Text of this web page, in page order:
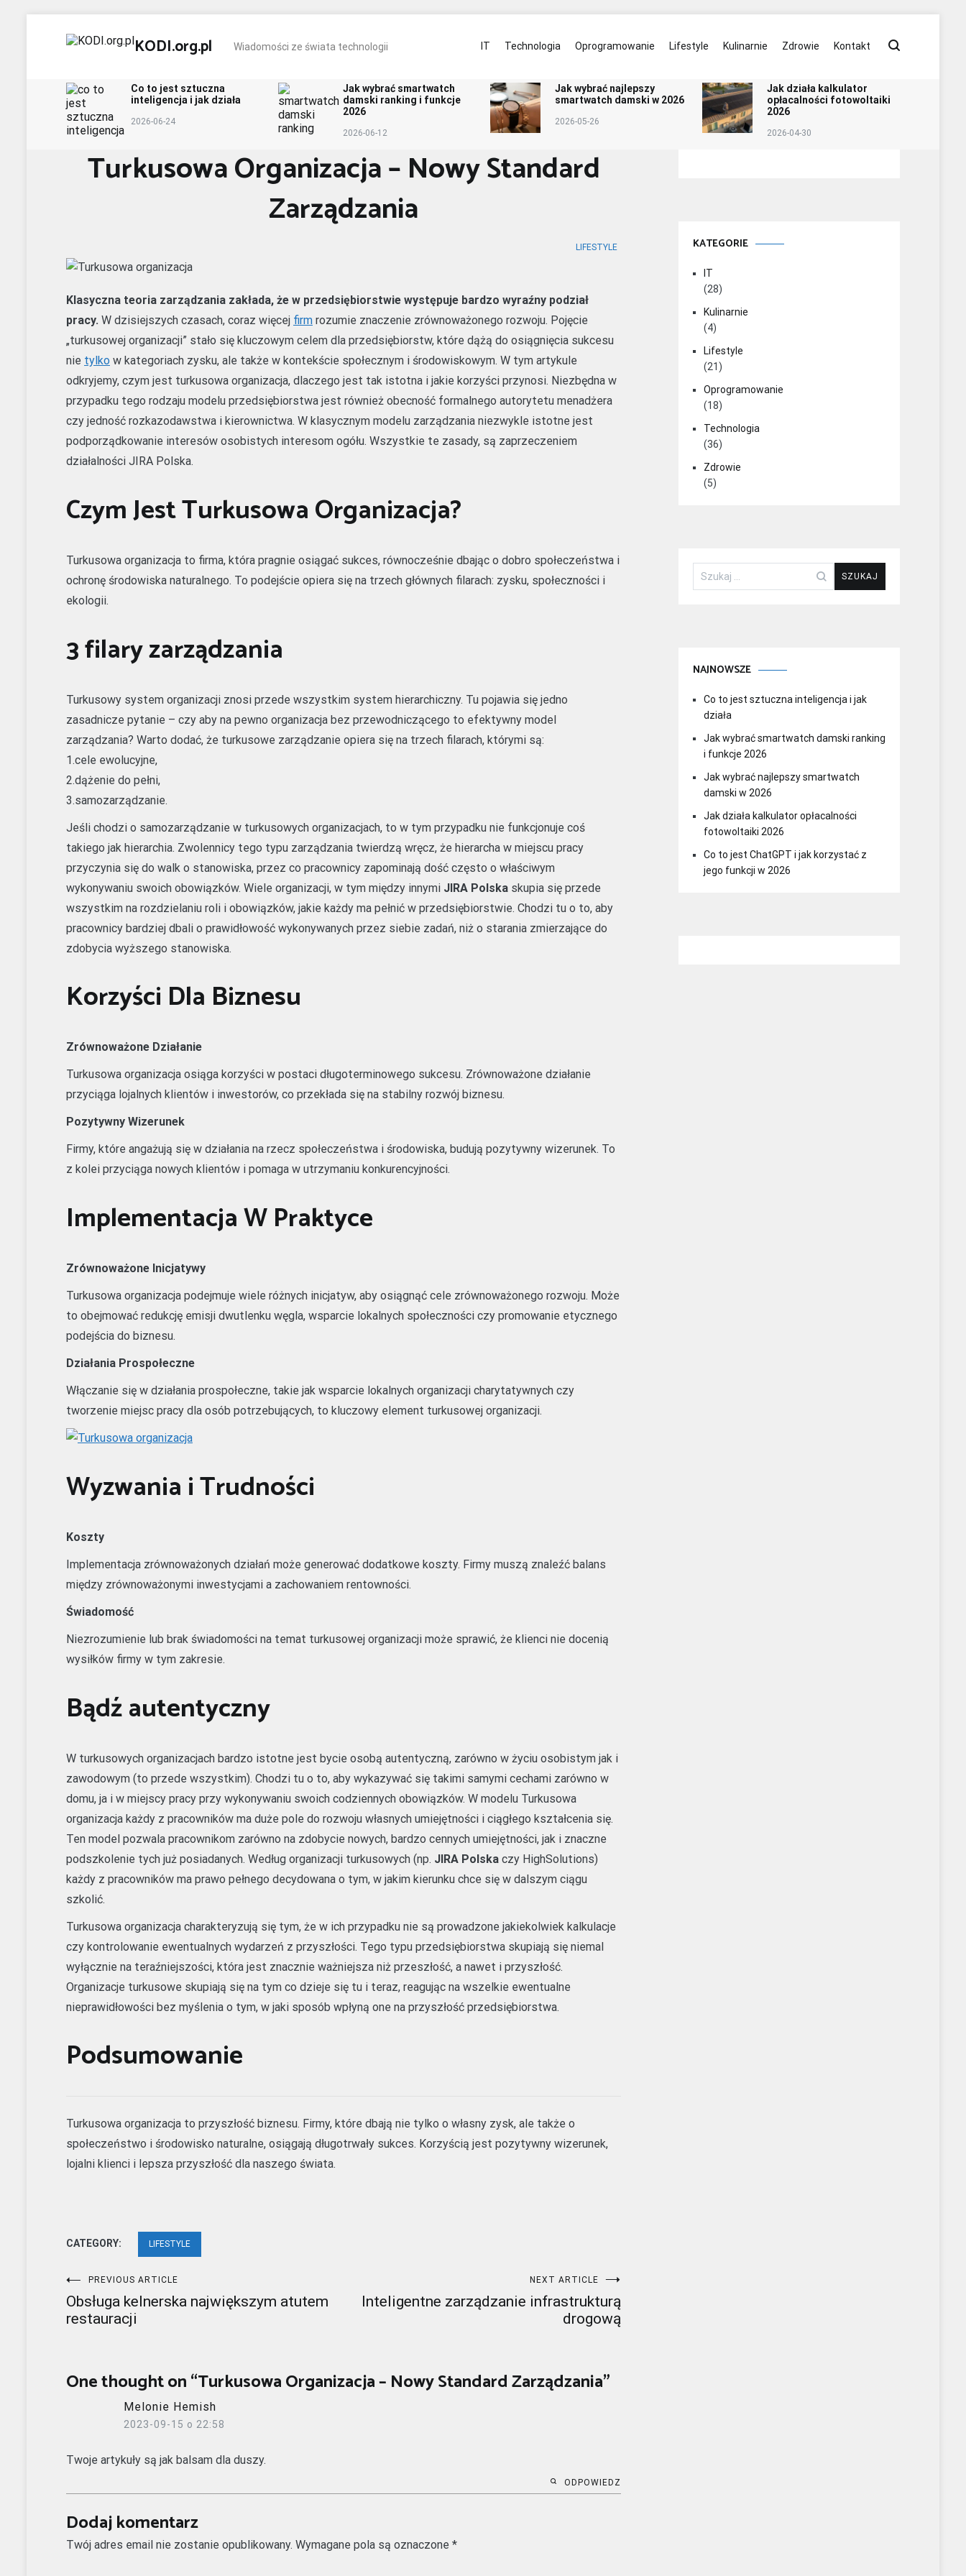
KODI.org.pl Wiadomości ze świata technologii IT Technologia Oprogramowanie Lifestyle Kulinarnie Zdrowie Kontakt
Co to jest sztuczna
inteligencja i jak działa
2026-06-24
Jak wybrać smartwatch
damski ranking i funkcje
2026
2026-06-12
Jak wybrać najlepszy
smartwatch damski w 2026
2026-05-26
Jak działa kalkulator
opłacalności fotowoltaiki
2026
2026-04-30
IT Technologia Oprogramowanie Lifestyle Kulinarnie Zdrowie Kontakt
Turkusowa Organizacja – Nowy Standard
Zarządzania
LIFESTYLE
Klasyczna teoria zarządzania zakłada, że w przedsiębiorstwie występuje bardzo wyraźny podział
pracy. W dzisiejszych czasach, coraz więcej firm rozumie znaczenie zrównoważonego rozwoju. Pojęcie
„turkusowej organizacji” stało się kluczowym celem dla przedsiębiorstw, które dążą do osiągnięcia sukcesu
nie tylko w kategoriach zysku, ale także w kontekście społecznym i środowiskowym. W tym artykule
odkryjemy, czym jest turkusowa organizacja, dlaczego jest tak istotna i jakie korzyści przynosi. Niezbędna w
przypadku tego rodzaju modelu przedsiębiorstwa jest również obecność formalnego autorytetu menadżera
czy jedność rozkazodawstwa i kierownictwa. W klasycznym modelu zarządzania niezwykle istotne jest
podporządkowanie interesów osobistych interesom ogółu. Wszystkie te zasady, są zaprzeczeniem
działalności JIRA Polska.
Czym Jest Turkusowa Organizacja?
Turkusowa organizacja to firma, która pragnie osiągać sukces, równocześnie dbając o dobro społeczeństwa i
ochronę środowiska naturalnego. To podejście opiera się na trzech głównych filarach: zysku, społeczności i
ekologii.
3 filary zarządzania
Turkusowy system organizacji znosi przede wszystkim system hierarchiczny. Tu pojawia się jedno
zasadnicze pytanie – czy aby na pewno organizacja bez przewodniczącego to efektywny model
zarządzania? Warto dodać, że turkusowe zarządzanie opiera się na trzech filarach, którymi są:
1.cele ewolucyjne,
2.dążenie do pełni,
3.samozarządzanie.
Jeśli chodzi o samozarządzanie w turkusowych organizacjach, to w tym przypadku nie funkcjonuje coś
takiego jak hierarchia. Zwolennicy tego typu zarządzania twierdzą wręcz, że hierarcha w miejscu pracy
przyczynia się do walk o stanowiska, przez co pracownicy zapominają dość często o właściwym
wykonywaniu swoich obowiązków. Wiele organizacji, w tym między innymi JIRA Polska skupia się przede
wszystkim na rozdzielaniu roli i obowiązków, jakie każdy ma pełnić w przedsiębiorstwie. Chodzi tu o to, aby
pracownicy bardziej dbali o prawidłowość wykonywanych przez siebie zadań, niż o starania zmierzające do
zdobycia wyższego stanowiska.
Korzyści Dla Biznesu
Zrównoważone Działanie
Turkusowa organizacja osiąga korzyści w postaci długoterminowego sukcesu. Zrównoważone działanie
przyciąga lojalnych klientów i inwestorów, co przekłada się na stabilny rozwój biznesu.
Pozytywny Wizerunek
Firmy, które angażują się w działania na rzecz społeczeństwa i środowiska, budują pozytywny wizerunek. To
z kolei przyciąga nowych klientów i pomaga w utrzymaniu konkurencyjności.
Implementacja W Praktyce
Zrównoważone Inicjatywy
Turkusowa organizacja podejmuje wiele różnych inicjatyw, aby osiągnąć cele zrównoważonego rozwoju. Może
to obejmować redukcję emisji dwutlenku węgla, wsparcie lokalnych społeczności czy promowanie etycznego
podejścia do biznesu.
Działania Prospołeczne
Włączanie się w działania prospołeczne, takie jak wsparcie lokalnych organizacji charytatywnych czy
tworzenie miejsc pracy dla osób potrzebujących, to kluczowy element turkusowej organizacji.
Wyzwania i Trudności
Koszty
Implementacja zrównoważonych działań może generować dodatkowe koszty. Firmy muszą znaleźć balans
między zrównoważonymi inwestycjami a zachowaniem rentowności.
Świadomość
Niezrozumienie lub brak świadomości na temat turkusowej organizacji może sprawić, że klienci nie docenią
wysiłków firmy w tym zakresie.
Bądź autentyczny
W turkusowych organizacjach bardzo istotne jest bycie osobą autentyczną, zarówno w życiu osobistym jak i
zawodowym (to przede wszystkim). Chodzi tu o to, aby wykazywać się takimi samymi cechami zarówno w
domu, ja i w miejscy pracy przy wykonywaniu swoich codziennych obowiązków. W modelu Turkusowa
organizacja każdy z pracowników ma duże pole do rozwoju własnych umiejętności i ciągłego kształcenia się.
Ten model pozwala pracownikom zarówno na zdobycie nowych, bardzo cennych umiejętności, jak i znaczne
podszkolenie tych już posiadanych. Według organizacji turkusowych (np. JIRA Polska czy HighSo​​lutions)
każdy z pracowników ma prawo pełnego decydowana o tym, w jakim kierunku chce się w dalszym ciągu
szkolić.
Turkusowa organizacja charakteryzują się tym, że w ich przypadku nie są prowadzone jakiekolwiek kalkulacje
czy kontrolowanie ewentualnych wydarzeń z przyszłości. Tego typu przedsiębiorstwa skupiają się niemal
wyłącznie na teraźniejszości, która jest znacznie ważniejsza niż przeszłość, a nawet i przyszłość.
Organizacje turkusowe skupiają się na tym co dzieje się tu i teraz, reagując na wszelkie ewentualne
nieprawidłowości bez myślenia o tym, w jaki sposób wpłyną one na przyszłość przedsiębiorstwa.
Podsumowanie
Turkusowa organizacja to przyszłość biznesu. Firmy, które dbają nie tylko o własny zysk, ale także o
społeczeństwo i środowisko naturalne, osiągają długotrwały sukces. Korzyścią jest pozytywny wizerunek,
lojalni klienci i lepsza przyszłość dla naszego świata.
CATEGORY: LIFESTYLE
Nawigacja
wpisu
PREVIOUS ARTICLE
Obsługa kelnerska największym atutem
restauracji
NEXT ARTICLE
Inteligentne zarządzanie infrastrukturą
drogową
One thought on “Turkusowa Organizacja – Nowy Standard Zarządzania”
Melonie Hemish
2023-09-15 o 22:58
Twoje artykuły są jak balsam dla duszy.
ODPOWIEDZ
Dodaj komentarz
Twój adres email nie zostanie opublikowany. Wymagane pola są oznaczone *
KATEGORIE
IT
(28)
Kulinarnie
(4)
Lifestyle
(21)
Oprogramowanie
(18)
Technologia
(36)
Zdrowie
(5)
Szukaj:
NAJNOWSZE
Co to jest sztuczna inteligencja i jak
działa
Jak wybrać smartwatch damski ranking
i funkcje 2026
Jak wybrać najlepszy smartwatch
damski w 2026
Jak działa kalkulator opłacalności
fotowoltaiki 2026
Co to jest ChatGPT i jak korzystać z
jego funkcji w 2026